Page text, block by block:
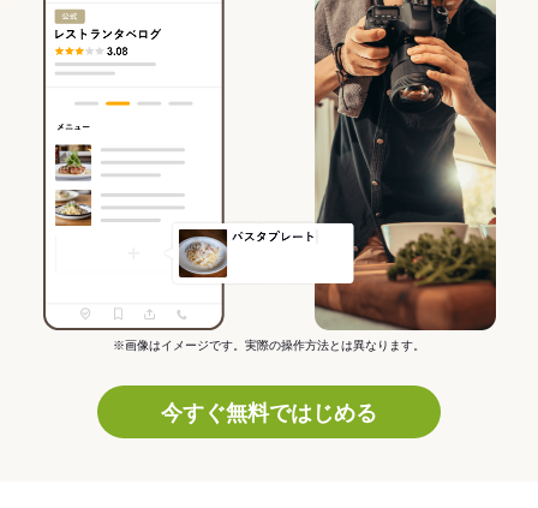
※画像はイメージです。実際の操作方法とは異なります。
今すぐ無料ではじめる